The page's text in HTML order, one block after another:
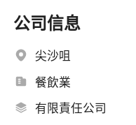
公司信息
尖沙咀
餐飲業
有限責任公司